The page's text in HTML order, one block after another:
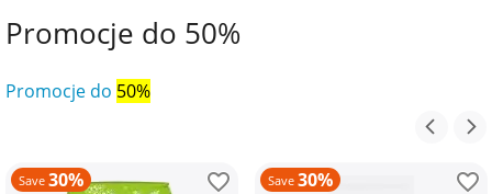
Promocje do 50%
Promocje do 50%
Save 30% Save 30%